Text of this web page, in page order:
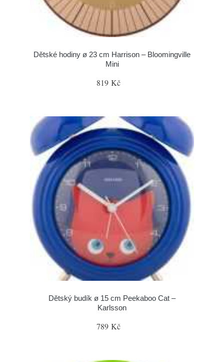
Dětské hodiny ø 23 cm Harrison – Bloomingville
Mini
819 Kč
Dětský budík ø 15 cm Peekaboo Cat –
Karlsson
789 Kč